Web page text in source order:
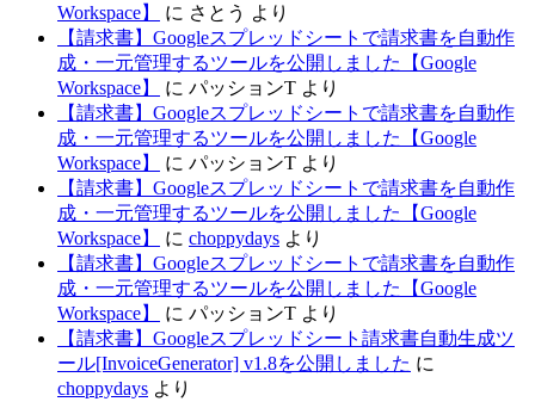
Workspace】
に さとう より
【請求書】Googleスプレッドシートで請求書を自動作
成・一元管理するツールを公開しました【Google
Workspace】
に パッションT より
【請求書】Googleスプレッドシートで請求書を自動作
成・一元管理するツールを公開しました【Google
Workspace】
に パッションT より
【請求書】Googleスプレッドシートで請求書を自動作
成・一元管理するツールを公開しました【Google
Workspace】
に choppydays より
【請求書】Googleスプレッドシートで請求書を自動作
成・一元管理するツールを公開しました【Google
Workspace】
に パッションT より
【請求書】Googleスプレッドシート請求書自動生成ツ
ール[InvoiceGenerator] v1.8を公開しました に
choppydays より